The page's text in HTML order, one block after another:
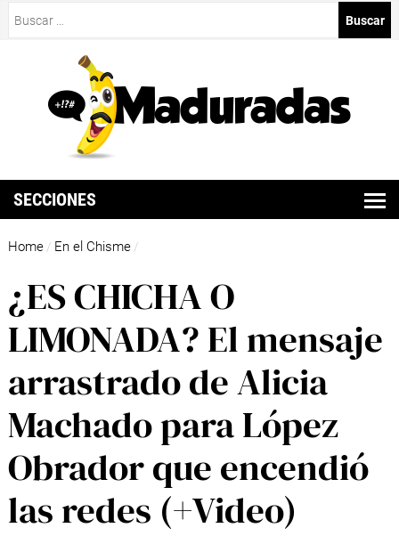
SECCIONES
Home / En el Chisme /
¿ES CHICHA O
LIMONADA? El mensaje
arrastrado de Alicia
Machado para López
Obrador que encendió
las redes (+Video)